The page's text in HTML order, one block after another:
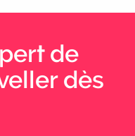
de
dès